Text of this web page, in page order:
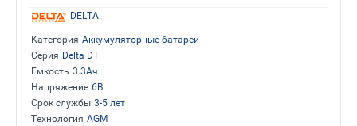
DELTA
Категория Аккумуляторные батареи
Серия Delta DT
Емкость 3.3Ач
Напряжение 6В
Срок службы 3-5 лет
Технология AGM